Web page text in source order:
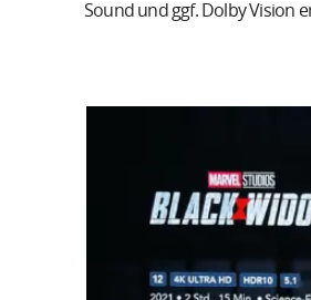
Sound und ggf. Dolby Vision